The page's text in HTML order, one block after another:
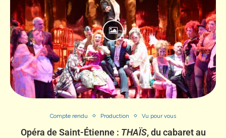
Compte rendu Production Vu pour vous
Opéra de Saint-Étienne : THAÏS, du cabaret au